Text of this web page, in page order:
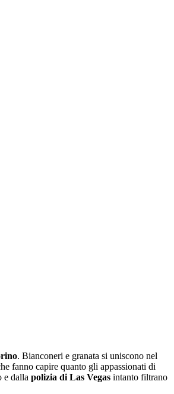
. Bianconeri e granata si uniscono nel
fanno capire quanto gli appassionati di
e dalla polizia di Las Vegas intanto filtrano